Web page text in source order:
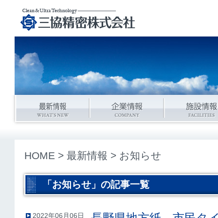
HOME > 最新情報 > お知らせ
「お知らせ」の記事一覧
2022年06月06日